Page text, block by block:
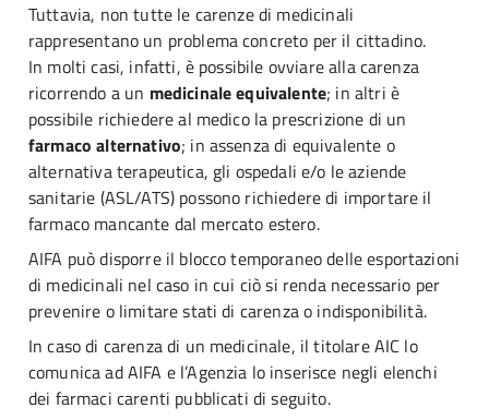
Tuttavia, non tutte le carenze di medicinali
rappresentano un problema concreto per il cittadino.
In molti casi, infatti, è possibile ovviare alla carenza
ricorrendo a un medicinale equivalente; in altri è
possibile richiedere al medico la prescrizione di un
farmaco alternativo; in assenza di equivalente o
alternativa terapeutica, gli ospedali e/o le aziende
sanitarie (ASL/ATS) possono richiedere di importare il
farmaco mancante dal mercato estero.
AIFA può disporre il blocco temporaneo delle esportazioni
di medicinali nel caso in cui ciò si renda necessario per
prevenire o limitare stati di carenza o indisponibilità.
In caso di carenza di un medicinale, il titolare AIC lo
comunica ad AIFA e l’Agenzia lo inserisce negli elenchi
dei farmaci carenti pubblicati di seguito.